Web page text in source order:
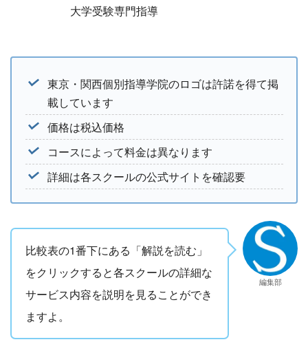
大学受験専門指導
東京・関西個別指導学院のロゴは許諾を得て掲
載しています
価格は税込価格
コースによって料金は異なります
詳細は各スクールの公式サイトを確認要
比較表の1番下にある「解説を読む」
をクリックすると各スクールの詳細な
サービス内容を説明を見ることができ
ますよ。
編集部